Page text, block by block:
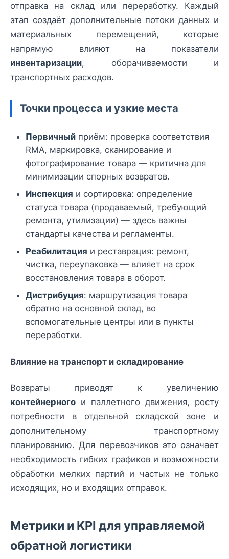
отправка на склад или переработку. Каждый
этап создаёт дополнительные потоки данных и
материальных перемещений, которые
напрямую влияют на показатели
инвентаризации, оборачиваемости и
транспортных расходов.
Точки процесса и узкие места
Первичный приём: проверка соответствия
RMA, маркировка, сканирование и
фотографирование товара — критична для
минимизации спорных возвратов.
Инспекция и сортировка: определение
статуса товара (продаваемый, требующий
ремонта, утилизации) — здесь важны
стандарты качества и регламенты.
Реабилитация и реставрация: ремонт,
чистка, переупаковка — влияет на срок
восстановления товара в оборот.
Дистрибуция: маршрутизация товара
обратно на основной склад, во
вспомогательные центры или в пункты
переработки.
Влияние на транспорт и складирование
Возвраты приводят к увеличению
контейнерного и паллетного движения, росту
потребности в отдельной складской зоне и
дополнительному транспортному
планированию. Для перевозчиков это означает
необходимость гибких графиков и возможности
обработки мелких партий и частых не только
исходящих, но и входящих отправок.
Метрики и KPI для управляемой
обратной логистики